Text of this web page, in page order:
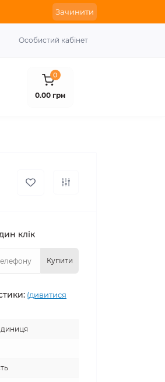
Зачинити
Особистий кабінет
0
0.00 грн
клік
Купити
(дивитися